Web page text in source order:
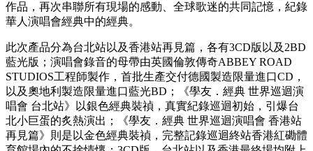
作品，再次串聯所有現場的感動、全球歌迷的共同記憶，紀錄
華人演唱會經典中的經典。
此次產品分為台北站以及香港站再見篇，各有3CD版以及2BD
藍光版；演唱會錄音的母帶由英國倫敦傳奇ABBEY ROAD
STUDIOS工程師製作，首批生產交付德國製造限量進口CD，
以及奧地利製造限量進口藍光BD；《學友．經典 世界巡迴演
唱會 台北站》以銀色經典裝禎，真實紀錄巡迴初始，引爆台
北小巨蛋的炙熱演出；《學友．經典 世界巡迴演唱會 香港站
再見篇》則是以金色經典裝禎，完整記錄巡迴終站香港紅磡體